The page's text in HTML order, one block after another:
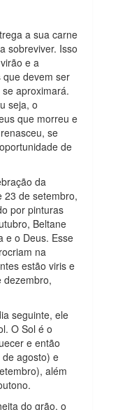
a sua carne
sobreviver. Isso
e a
que devem ser
aproximará.
seja, o
que morreu e
se
de
da
23 de setembro,
por pinturas
Beltane
e o Deus. Esse
na
estão viris e
dezembro,
seguinte, ele
O Sol é o
e então
agosto) e
além
do grão, o